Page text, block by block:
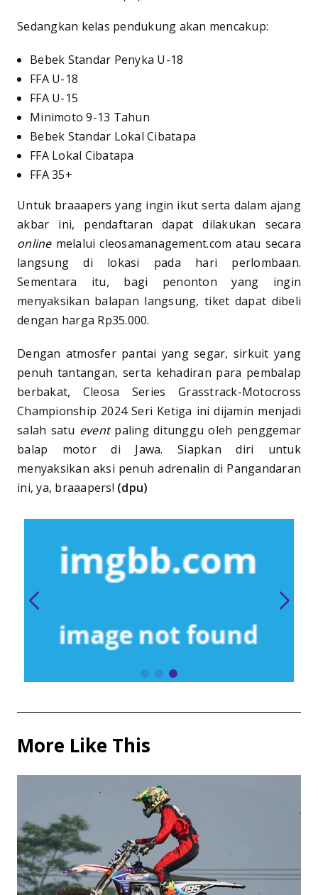
Sedangkan kelas pendukung akan mencakup:
Bebek Standar Penyka U-18
FFA U-18
FFA U-15
Minimoto 9-13 Tahun
Bebek Standar Lokal Cibatapa
FFA Lokal Cibatapa
FFA 35+
Untuk braaapers yang ingin ikut serta dalam ajang
akbar ini, pendaftaran dapat dilakukan secara
online melalui cleosamanagement.com atau secara
langsung di lokasi pada hari perlombaan.
Sementara itu, bagi penonton yang ingin
menyaksikan balapan langsung, tiket dapat dibeli
dengan harga Rp35.000.
Dengan atmosfer pantai yang segar, sirkuit yang
penuh tantangan, serta kehadiran para pembalap
berbakat, Cleosa Series Grasstrack-Motocross
Championship 2024 Seri Ketiga ini dijamin menjadi
salah satu eventpaling ditunggu oleh penggemar
balap motor di Jawa. Siapkan diri untuk
menyaksikan aksi penuh adrenalin di Pangandaran
ini, ya, braaapers! (dpu)
More Like This